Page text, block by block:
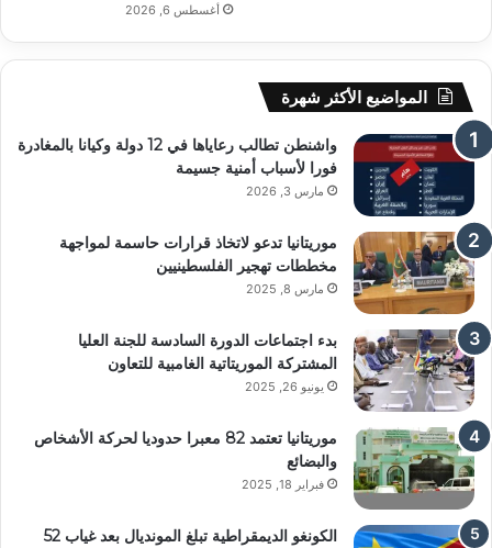
أغسطس 6, 2026
المواضيع الأكثر شهرة
واشنطن تطالب رعاياها في 12 دولة وكيانا بالمغادرة
فورا لأسباب أمنية جسيمة
مارس 3, 2026
موريتانيا تدعو لاتخاذ قرارات حاسمة لمواجهة
مخططات تهجير الفلسطينيين
مارس 8, 2025
بدء اجتماعات الدورة السادسة للجنة العليا
المشتركة الموريتاتية الغامبية للتعاون
يونيو 26, 2025
موريتانيا تعتمد 82 معبرا حدوديا لحركة الأشخاص
والبضائع
فبراير 18, 2025
الكونغو الديمقراطية تبلغ المونديال بعد غياب 52